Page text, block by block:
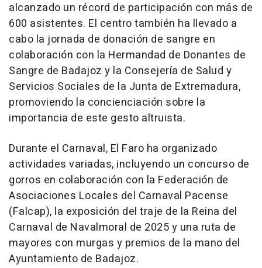
alcanzado un récord de participación con más de
600 asistentes. El centro también ha llevado a
cabo la jornada de donación de sangre en
colaboración con la Hermandad de Donantes de
Sangre de Badajoz y la Consejería de Salud y
Servicios Sociales de la Junta de Extremadura,
promoviendo la concienciación sobre la
importancia de este gesto altruista.
Durante el Carnaval, El Faro ha organizado
actividades variadas, incluyendo un concurso de
gorros en colaboración con la Federación de
Asociaciones Locales del Carnaval Pacense
(Falcap), la exposición del traje de la Reina del
Carnaval de Navalmoral de 2025 y una ruta de
mayores con murgas y premios de la mano del
Ayuntamiento de Badajoz.